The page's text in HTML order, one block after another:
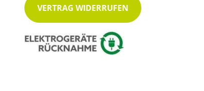
VERTRAG WIDERRUFEN